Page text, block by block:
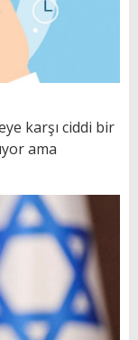
karşı ciddi bir
ama